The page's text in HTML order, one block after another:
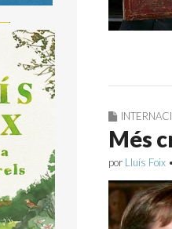
Més
por Lluís Foix •